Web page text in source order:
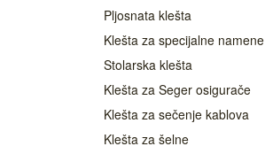
Pljosnata klešta
Klešta za specijalne namene
Stolarska klešta
Klešta za Seger osigurače
Klešta za sečenje kablova
Klešta za šelne